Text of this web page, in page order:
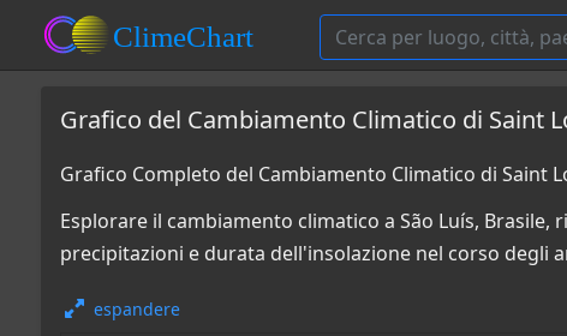
Grafico del Cambiamento Climatico di Saint
Grafico Completo del Cambiamento Climatico di Saint
Esplorare il cambiamento climatico a São Luís,
precipitazioni e durata dell'insolazione nel corso degli
espandere